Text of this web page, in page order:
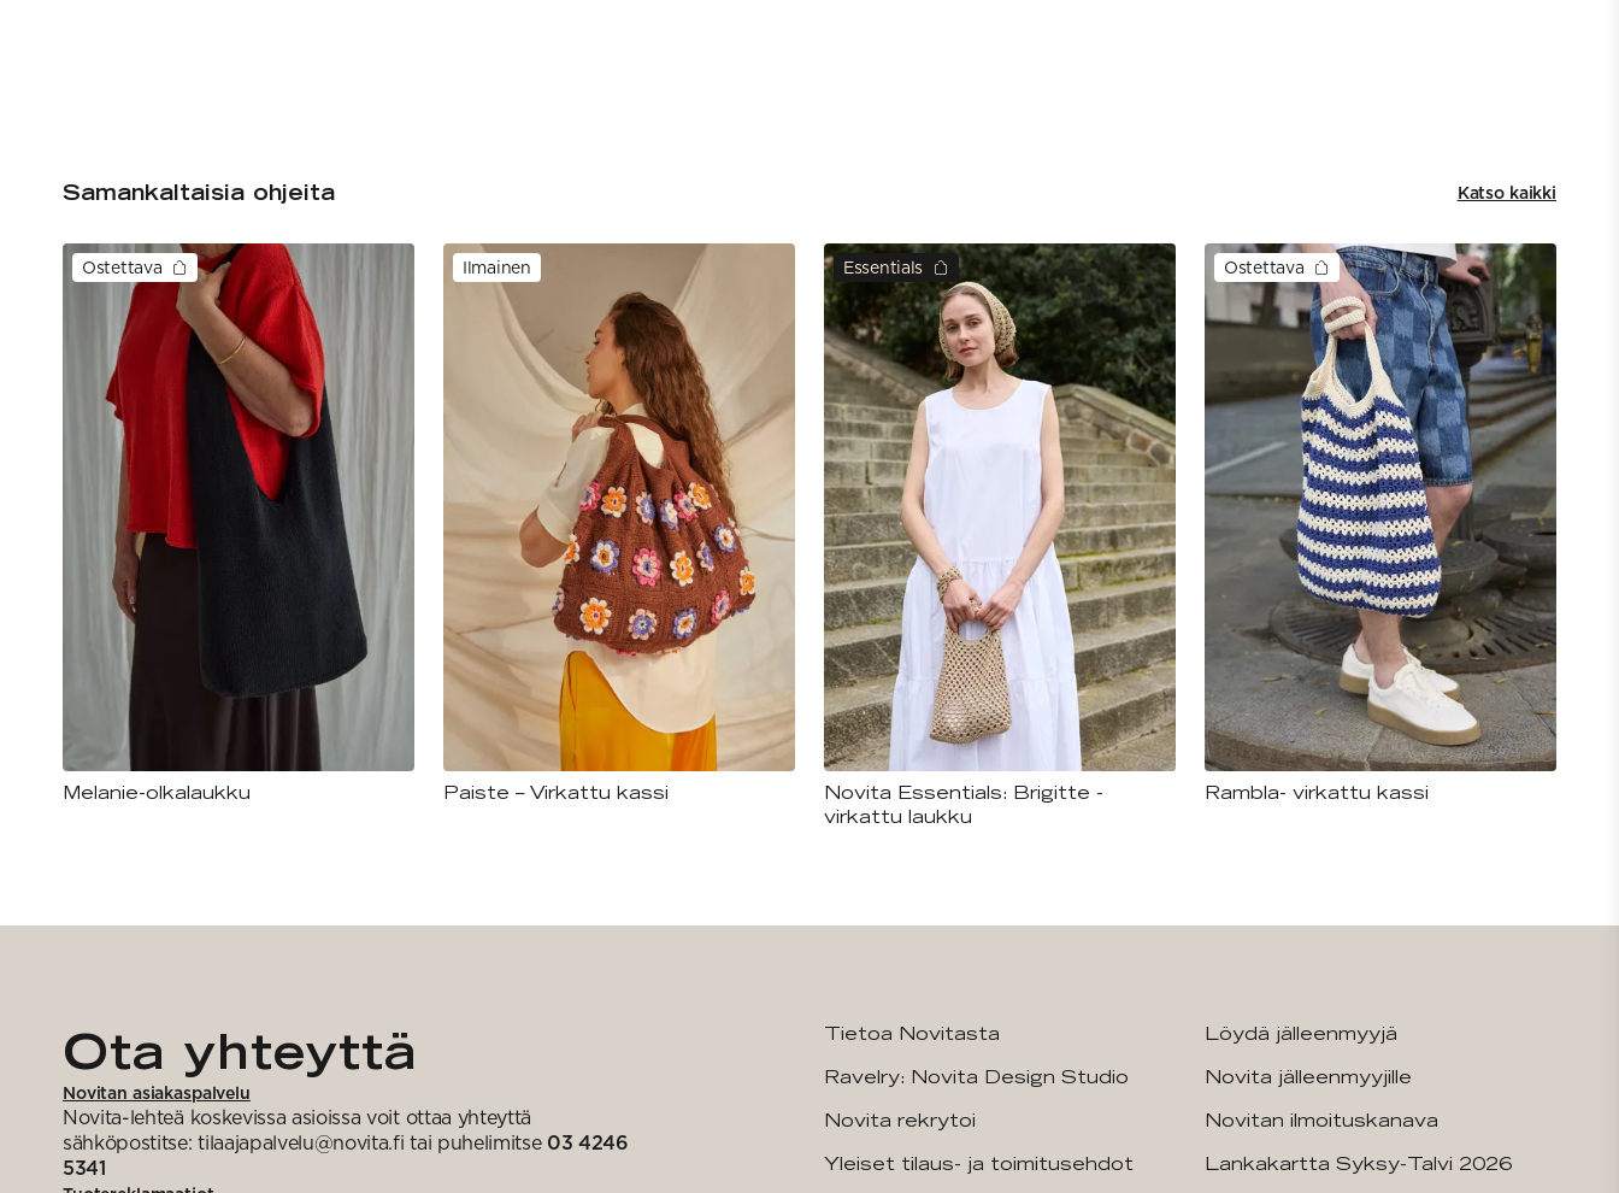
Samankaltaisia ohjeita Katso kaikki
Ostettava
Melanie-olkalaukku
Ilmainen
Paiste – Virkattu kassi
Essentials
Novita Essentials: Brigitte -
virkattu laukku
Ostettava
Rambla- virkattu kassi
Ota yhteyttä
Novitan asiakaspalvelu
Novita-lehteä koskevissa asioissa voit ottaa yhteyttä
sähköpostitse: tilaajapalvelu@novita.fi tai puhelimitse 03 4246
5341
Tietoa Novitasta
Ravelry: Novita Design Studio
Novita rekrytoi
Yleiset tilaus- ja toimitusehdot
Löydä jälleenmyyjä
Novita jälleenmyyjille
Novitan ilmoituskanava
Lankakartta Syksy-Talvi 2026